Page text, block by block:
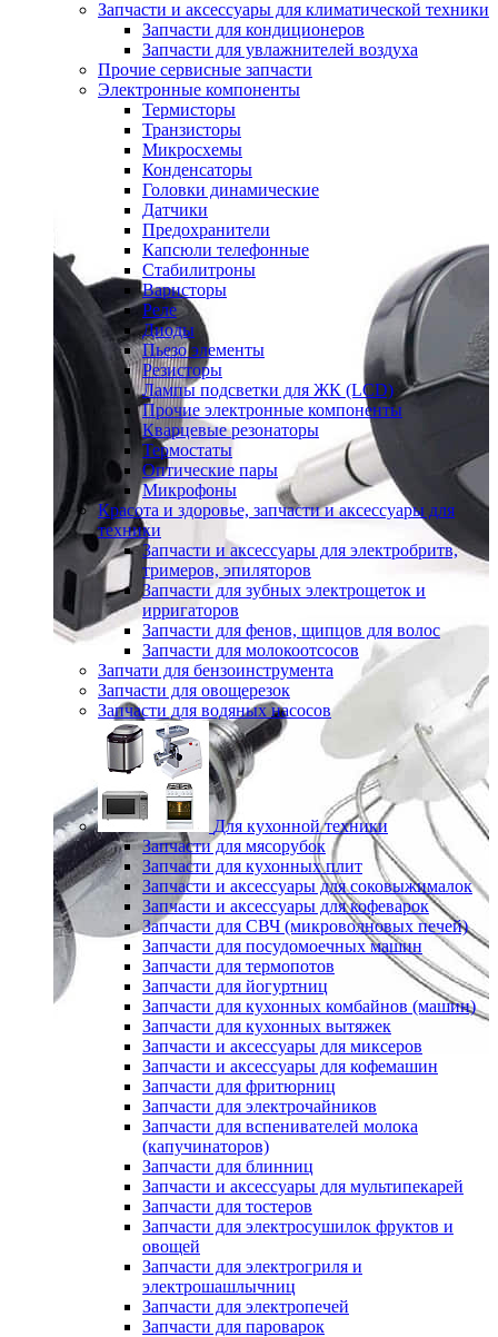
Запчасти и аксессуары для климатической техники
Запчасти для кондиционеров
Запчасти для увлажнителей воздуха
Прочие сервисные запчасти
Электронные компоненты
Термисторы
Транзисторы
Микросхемы
Конденсаторы
Головки динамические
Датчики
Предохранители
Капсюли телефонные
Стабилитроны
Варисторы
Реле
Диоды
Пьезо элементы
Резисторы
Лампы подсветки для ЖК (LCD)
Прочие электронные компоненты
Кварцевые резонаторы
Термостаты
Оптические пары
Микрофоны
Красота и здоровье, запчасти и аксессуары для
техники
Запчасти и аксессуары для электробритв,
тримеров, эпиляторов
Запчасти для зубных электрощеток и
ирригаторов
Запчасти для фенов, щипцов для волос
Запчасти для молокоотсосов
Запчати для бензоинструмента
Запчасти для овощерезок
Запчасти для водяных насосов
Для кухонной техники
Запчасти для мясорубок
Запчасти для кухонных плит
Запчасти и аксессуары для соковыжималок
Запчасти и аксессуары для кофеварок
Запчасти для СВЧ (микроволновых печей)
Запчасти для посудомоечных машин
Запчасти для термопотов
Запчасти для йогуртниц
Запчасти для кухонных комбайнов (машин)
Запчасти для кухонных вытяжек
Запчасти и аксессуары для миксеров
Запчасти и аксессуары для кофемашин
Запчасти для фритюрниц
Запчасти для электрочайников
Запчасти для вспенивателей молока
(капучинаторов)
Запчасти для блинниц
Запчасти и аксессуары для мультипекарей
Запчасти для тостеров
Запчасти для электросушилок фруктов и
овощей
Запчасти для электрогриля и
электрошашлычниц
Запчасти для электропечей
Запчасти для пароварок